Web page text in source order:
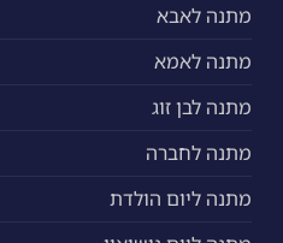
מתנה לאבא
מתנה לאמא
מתנה לבן זוג
מתנה לחברה
מתנה ליום הולדת